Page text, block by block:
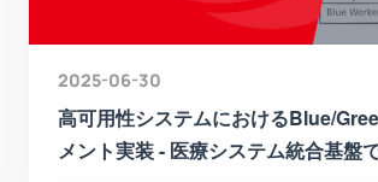
2025-06-30
高可用性システムにおけるBlue/
メント実装 - 医療システム統合基盤